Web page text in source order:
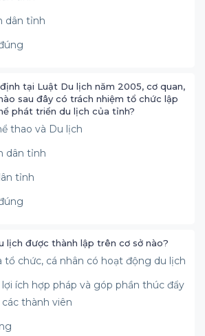
dân tỉnh
tại Luật Du lịch năm 2005, cơ quan,
sau đây có trách nhiệm tổ chức lập
phát triển du lịch của tỉnh?
thao và Du lịch
dân tỉnh
tỉnh
lịch được thành lập trên cơ sở nào?
tổ chức, cá nhân có hoạt động du lịch
lợi ích hợp pháp và góp phần thúc đẩy
thành viên